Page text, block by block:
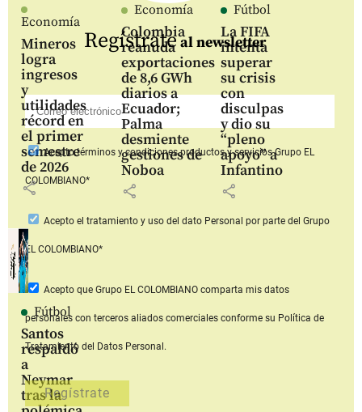
Economía
Mineros
logra
ingresos
y
utilidades
récord en
el primer
semestre
de 2026
share
Economía
Colombia
reanuda
exportaciones
de 8,6 GWh
diarios a
Ecuador;
Palma
desmiente
gestiones de
Noboa
share
Fútbol
La FIFA
intenta
superar
su crisis
con
disculpas
y dio su
“pleno
apoyo” a
Infantino
share
Fútbol
Santos
respaldó
a
Neymar
tras la
Regístrateal newsletter
Aceptotérminos y condiciones productos y serviciosGrupo EL
COLOMBIANO*
Acepto el tratamiento y uso del dato Personal por parte del Grupo
EL COLOMBIANO*
Acepto que Grupo EL COLOMBIANOcomparta mis datos
personales con terceros aliados comerciales conforme su Política de
Tratamiento del Datos Personal.